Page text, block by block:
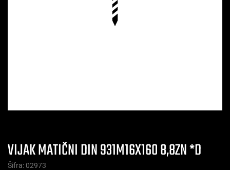
VIJAK MATIČNI DIN 931M16X160 8,8ZN *D
Šifra: 02973